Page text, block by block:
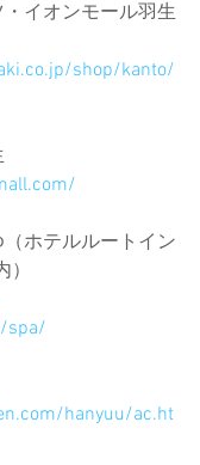
イオンモール羽生
shop/kanto/
ホテルルートイン
spa/
hanyuu/ac.ht